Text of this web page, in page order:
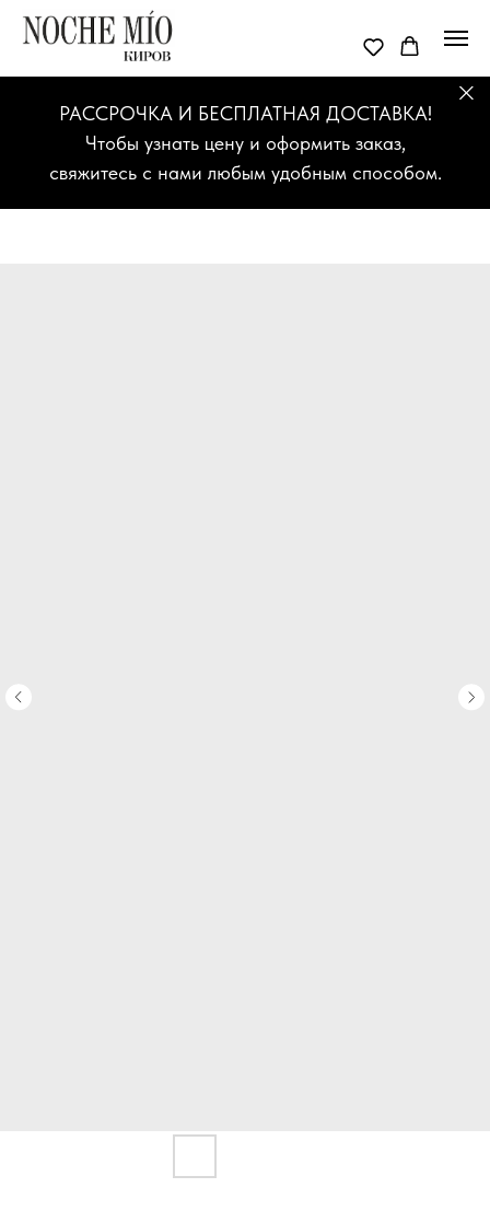
РАССРОЧКА И БЕСПЛАТНАЯ ДОСТАВКА!
Чтобы узнать цену и оформить заказ,
свяжитесь с нами любым удобным способом.